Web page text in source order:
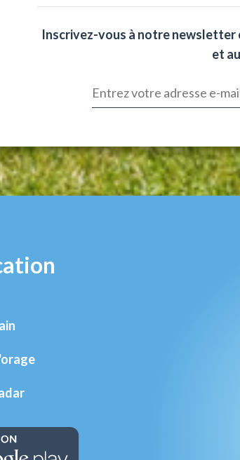
Inscrivez-vous à notre newsletter
et